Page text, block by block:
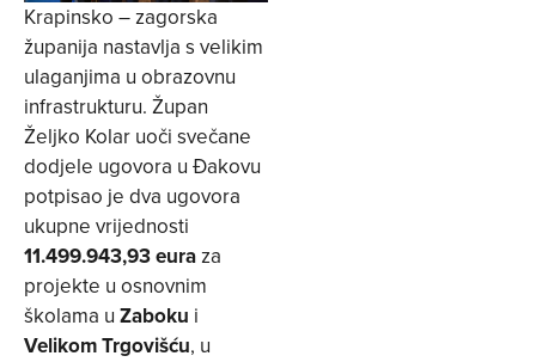
Krapinsko – zagorska
županija nastavlja s velikim
ulaganjima u obrazovnu
infrastrukturu. Župan
Željko Kolar uoči svečane
dodjele ugovora u Đakovu
potpisao je dva ugovora
ukupne vrijednosti
11.499.943,93 euraza
projekte u osnovnim
školama u Zaboku i
Velikom Trgovišću, u